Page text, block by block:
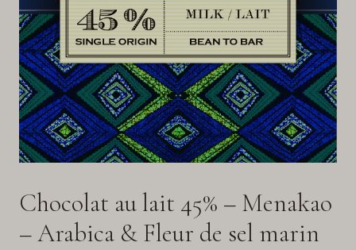
Chocolat au lait 45% – Menakao
– Arabica & Fleur de sel marin